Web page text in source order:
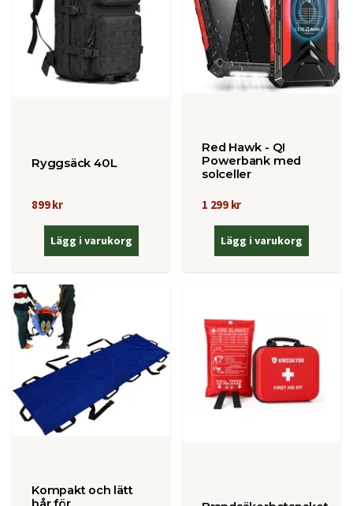
Ryggsäck 40L
899 kr
Lägg i varukorg
Red Hawk - QI
Powerbank med
solceller
1 299 kr
Lägg i varukorg
Kompakt och lätt